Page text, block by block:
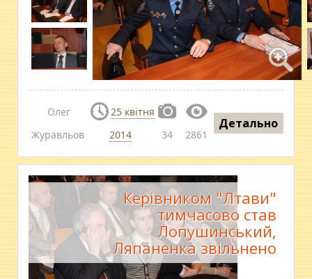
Олег
Журавльов
25 квітня
2014
34 2861
Детально
Керівником "Лтави"
тимчасово став
Лопушинський,
Ляпаненка звільнено